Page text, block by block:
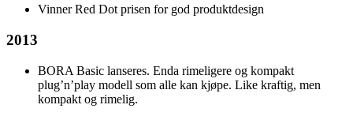
Vinner Red Dot prisen for god produktdesign
2013
BORA Basic lanseres. Enda rimeligere og kompakt
plug’n’play modell som alle kan kjøpe. Like kraftig, men
kompakt og rimelig.